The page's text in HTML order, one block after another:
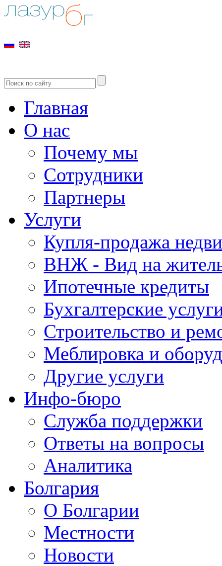
Главная
О нас
Почему мы
Сотрудники
Партнеры
Услуги
Купля-продажа
ВНЖ - Вид на
Ипотечные кредиты
Бухгалтерские
Строительство и
Меблировка и
Другие услуги
Инфо-бюро
Служба поддержки
Ответы на вопросы
Аналитика
Болгария
О Болгарии
Местности
Новости